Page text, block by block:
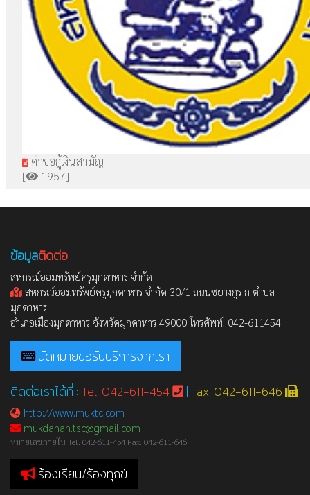
คำขอกู้เงินสามัญ
[
1957]
ข้อมูลติดต่อ
สหกรณ์ออมทรัพย์ครูมุกดาหาร จำกัด
สหกรณ์ออมทรัพย์ครูมุกดาหาร จำกัด 30/1 ถนนชยางกูร ก ตำบล
มุกดาหาร
อำเภอเมืองมุกดาหาร จังหวัดมุกดาหาร 49000 โทรศัพท์: 042-611454
นัดหมายขอรับบริการจากเรา
ติดต่อเราได้ที่ : Tel. 042-611-454 | Fax. 042-611-646
http://www.muktc.com
mukdahan.tsc@gmail.com
หมายเลขภายใน Tel. 042-611-454 Fax. 042-611-646
ร้องเรียน/ร้องทุกข์